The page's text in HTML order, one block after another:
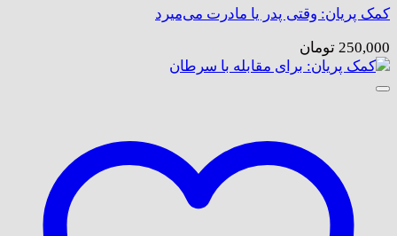
کمک پریان: وقتی پدر یا مادرت می‌میرد
250,000 تومان